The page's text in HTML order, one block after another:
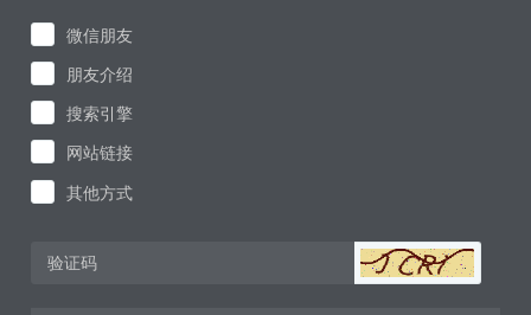
微信朋友
朋友介绍
搜索引擎
网站链接
其他方式